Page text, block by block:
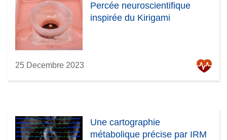
Percée neuroscientifique
inspirée du Kirigami
25 Decembre 2023
Une cartographie
métabolique précise par IRM